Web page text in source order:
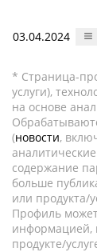
03.04.2024
* Страница-
услуги),
на основе
(новости,
содержание
больше
или продукта/
Профиль
информацией,
продукте/